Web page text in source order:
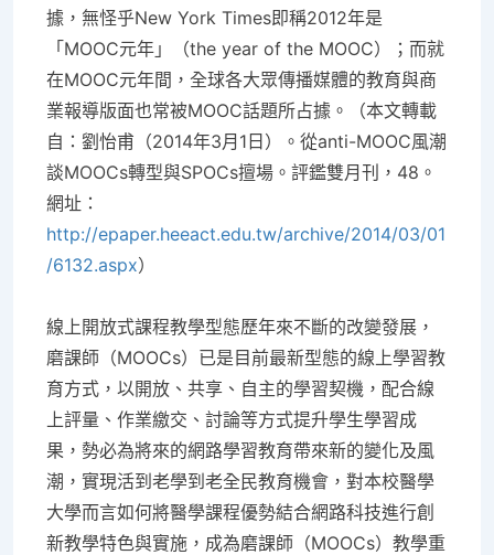
據，無怪乎New York Times即稱2012年是
「MOOC元年」（the year of the MOOC）；而就
在MOOC元年間，全球各大眾傳播媒體的教育與商
業報導版面也常被MOOC話題所占據。（本文轉載
自：劉怡甫（2014年3月1日）。從anti-MOOC風潮
談MOOCs轉型與SPOCs擅場。評鑑雙月刊，48。
網址：
http://epaper.heeact.edu.tw/archive/2014/03/01
/6132.aspx）
線上開放式課程教學型態歷年來不斷的改變發展，
磨課師（MOOCs）已是目前最新型態的線上學習教
育方式，以開放、共享、自主的學習契機，配合線
上評量、作業繳交、討論等方式提升學生學習成
果，勢必為將來的網路學習教育帶來新的變化及風
潮，實現活到老學到老全民教育機會，對本校醫學
大學而言如何將醫學課程優勢結合網路科技進行創
新教學特色與實施，成為磨課師（MOOCs）教學重